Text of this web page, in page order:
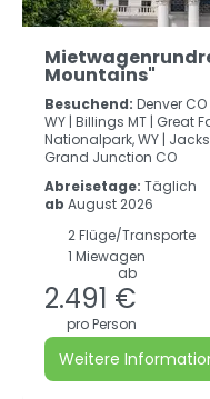
Mountains"
Besuchend: Denver CO
WY | Billings MT | Great
Nationalpark, WY |
Grand Junction CO
Abreisetage: Täglich
ab August 2026
2Flüge/Transporte
1 Miewagen
ab
2.491 €
pro Person
Weitere